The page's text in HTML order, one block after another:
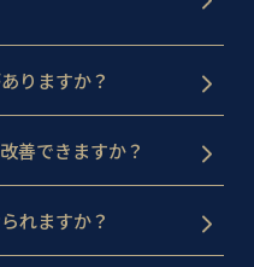
りますか？
善できますか？
れますか？